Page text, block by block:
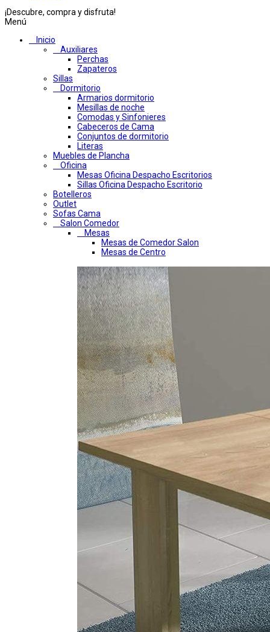
¡Descubre, compra y disfruta!
Menú
Inicio
Auxiliares
Perchas
Zapateros
Sillas
Dormitorio
Armarios dormitorio
Mesillas de noche
Comodas y Sinfonieres
Cabeceros de Cama
Conjuntos de dormitorio
Literas
Muebles de Plancha
Oficina
Mesas Oficina Despacho Escritorios
Sillas Oficina Despacho Escritorio
Botelleros
Outlet
Sofas Cama
Salon Comedor
Mesas
Mesas de Comedor Salon
Mesas de Centro